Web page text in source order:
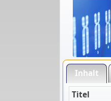
Inhalt
Titel